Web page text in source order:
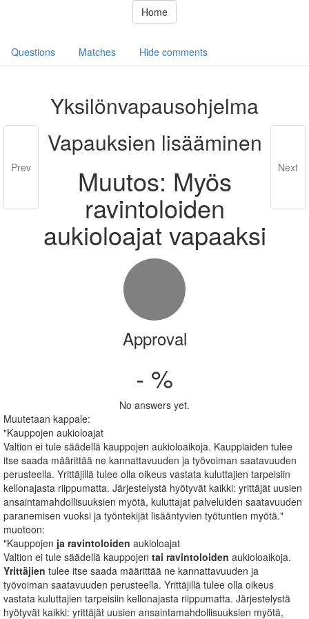
Home
Questions Matches Hide comments
Prev
Yksilönvapausohjelma
Vapauksien lisääminen
Muutos: Myös
ravintoloiden
aukioloajat vapaaksi
Next
Approval
- %
No answers yet.
Muutetaan kappale:
"Kauppojen aukioloajat
Valtion ei tule säädellä kauppojen aukioloaikoja. Kauppiaiden tulee
itse saada määrittää ne kannattavuuden ja työvoiman saatavuuden
perusteella. Yrittäjillä tulee olla oikeus vastata kuluttajien tarpeisiin
kellonajasta riippumatta. Järjestelystä hyötyvät kaikki: yrittäjät uusien
ansaintamahdollisuuksien myötä, kuluttajat palveluiden saatavuuden
paranemisen vuoksi ja työntekijät lisääntyvien työtuntien myötä."
muotoon:
"Kauppojen ja ravintoloiden aukioloajat
Valtion ei tule säädellä kauppojen tai ravintoloiden aukioloaikoja.
Yrittäjien tulee itse saada määrittää ne kannattavuuden ja
työvoiman saatavuuden perusteella. Yrittäjillä tulee olla oikeus
vastata kuluttajien tarpeisiin kellonajasta riippumatta. Järjestelystä
hyötyvät kaikki: yrittäjät uusien ansaintamahdollisuuksien myötä,